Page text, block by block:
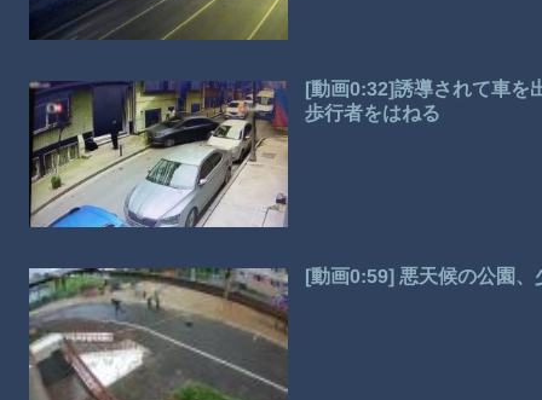
[動画0:32]誘導されて車を
歩行者をはねる
[動画0:59] 悪天候の公園